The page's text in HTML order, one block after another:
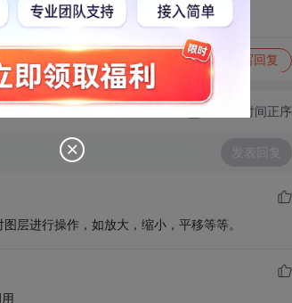
举报 写回复
切换为时间正序
发表回复
层进行操作，如放大，缩小，平移等等。